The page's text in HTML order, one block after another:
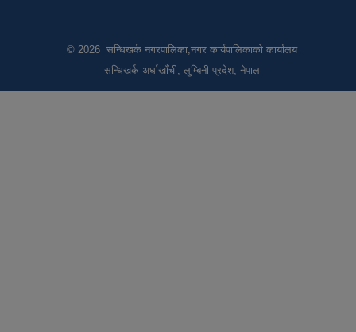
© 2026 सन्धिखर्क नगरपालिका,नगर कार्यपालिकाको कार्यालय
सन्धिखर्क-अर्घाखाँची, लुम्बिनी प्रदेश, नेपाल